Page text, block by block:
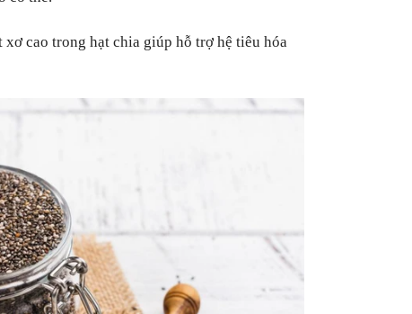
xơ cao trong hạt chia giúp hỗ trợ hệ tiêu hóa